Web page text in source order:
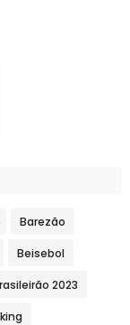
Barezão
Beisebol
2023